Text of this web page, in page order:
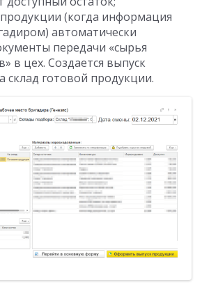
(когда информация
автоматически
передачи «сырья
в цех. Создается выпуск
склад готовой продукции.